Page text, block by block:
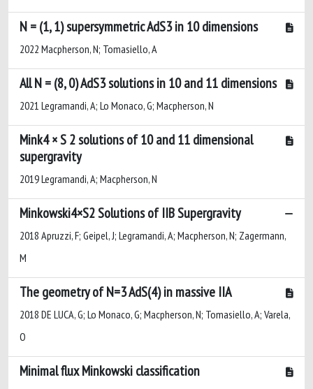
N = (1, 1) supersymmetric AdS3 in 10 dimensions
2022 Macpherson, N; Tomasiello, A
All N = (8, 0) AdS3 solutions in 10 and 11 dimensions
2021 Legramandi, A; Lo Monaco, G; Macpherson, N
Mink4 × S 2 solutions of 10 and 11 dimensional
supergravity
2019 Legramandi, A; Macpherson, N
Minkowski4×S2 Solutions of IIB Supergravity
2018 Apruzzi, F; Geipel, J; Legramandi, A; Macpherson, N; Zagermann,
M
The geometry of N=3 AdS(4) in massive IIA
2018 DE LUCA, G; Lo Monaco, G; Macpherson, N; Tomasiello, A; Varela,
O
Minimal flux Minkowski classification